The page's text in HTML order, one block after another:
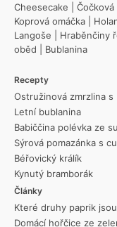
Cheesecake
Koprová omáčka
Langoše
Hraběnčiny
oběd
Bublanina
Recepty
Ostružinová zmrzlina s
Letní bublanina
Babiččina polévka ze
Sýrová pomazánka s
Béřovický králík
Kynutý bramborák
Články
Které druhy paprik
Domácí hořčice ze